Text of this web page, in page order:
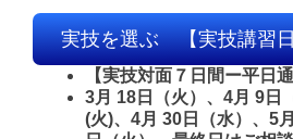
実技を選ぶ 【実技講習
【実技対面７日間ー平日通
3月 18日（火）、4月 9日
(火)、4月 30日（水）、5